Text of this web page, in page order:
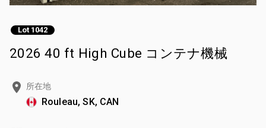
Lot 1042
2026 40 ft High Cube コンテナ機械
所在地
Rouleau, SK, CAN